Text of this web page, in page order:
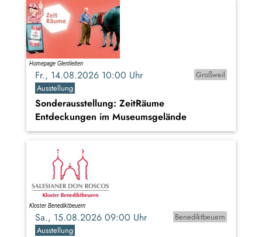
Fr., 14.08.2026 10:00 Uhr
Großweil
Ausstellung
Sonderausstellung: ZeitRäume
Entdeckungen im Museumsgelände
Sa., 15.08.2026 09:00 Uhr
Benediktbeuern
Ausstellung